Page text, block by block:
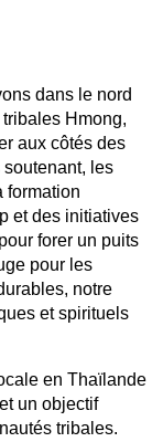
dans le nord
Hmong,
aux côtés des
les
formation
et des initiatives
forer un puits
pour les
notre
et spirituels
en Thaïlande
un objectif
tribales.